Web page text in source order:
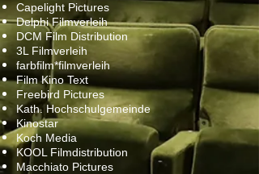
Capelight Pictures
Delphi Filmverleih
DCM Film Distribution
3L Filmverleih
farbfilm*filmverleih
Film Kino Text
Freebird Pictures
Kath. Hochschulgemeinde
Kinostar
Koch Media
KOOL Filmdistribution
Macchiato Pictures